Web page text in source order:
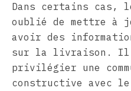
Dans certains cas,
oublié de mettre à
avoir des
sur la livraison. Il
privilégier une
constructive avec